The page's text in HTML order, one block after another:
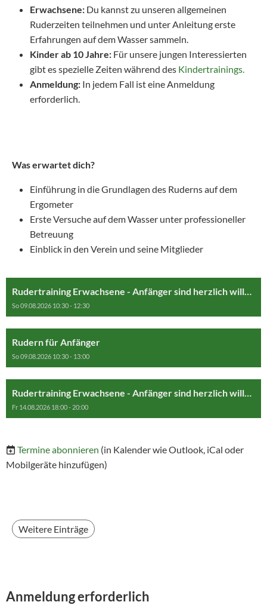
Erwachsene: Du kannst zu unseren allgemeinen
Ruderzeiten teilnehmen und unter Anleitung erste
Erfahrungen auf dem Wasser sammeln.
Kinder ab 10 Jahre: Für unsere jungen Interessierten
gibt es spezielle Zeiten während des Kindertrainings.
Anmeldung: In jedem Fall ist eine Anmeldung
erforderlich.
Was erwartet dich?
Einführung in die Grundlagen des Ruderns auf dem
Ergometer
Erste Versuche auf dem Wasser unter professioneller
Betreuung
Einblick in den Verein und seine Mitglieder
Rudertraining Erwachsene - Anfänger sind herzlich willkommen
So 09.08.2026 10:30 - 12:30
Rudern für Anfänger
So 09.08.2026 10:30 - 13:00
Rudertraining Erwachsene - Anfänger sind herzlich willkommen
Fr 14.08.2026 18:00 - 20:00
Termine abonnieren (in Kalender wie Outlook, iCal oder
Mobilgeräte hinzufügen)
Weitere Einträge
Anmeldung erforderlich